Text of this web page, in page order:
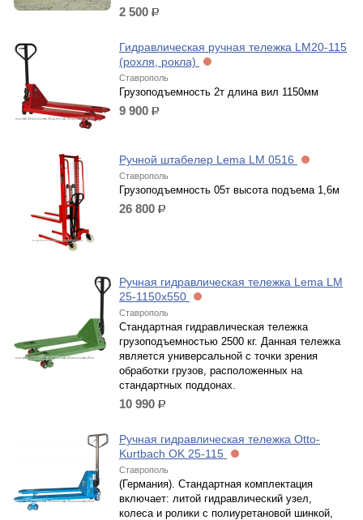
2 500 р.
Гидравлическая ручная тележка LM20-115
(рохля, рокла)
Ставрополь
Грузоподъемность 2т длина вил 1150мм
9 900 р.
Ручной штабелер Lema LM 0516
Ставрополь
Грузоподъемность 05т высота подъема 1,6м
26 800 р.
Ручная гидравлическая тележка Lema LM
25-1150x550
Ставрополь
Стандартная гидравлическая тележка
грузоподъемностью 2500 кг. Данная тележка
является универсальной с точки зрения
обработки грузов, расположенных на
стандартных поддонах.
10 990 р.
Ручная гидравлическая тележка Otto-
Kurtbach OK 25-115
Ставрополь
(Германия). Стандартная комплектация
включает: литой гидравлический узел,
колеса и ролики с полиуретановой шинкой,